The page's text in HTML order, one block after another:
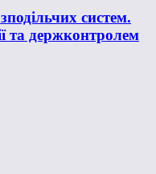
систем.
та держконтролем